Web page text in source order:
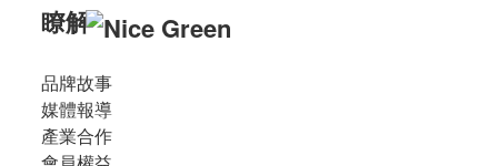
瞭解
品牌故事
媒體報導
產業合作